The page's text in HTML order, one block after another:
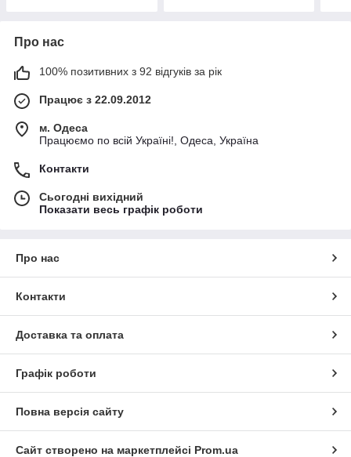
Про нас
100% позитивних з 92 відгуків за рік
Працює з 22.09.2012
м. Одеса
Працюємо по всій Україні!, Одеса, Україна
Контакти
Сьогодні вихідний
Показати весь графік роботи
Про нас
Контакти
Доставка та оплата
Графік роботи
Повна версія сайту
Сайт створено на маркетплейсі Prom.ua